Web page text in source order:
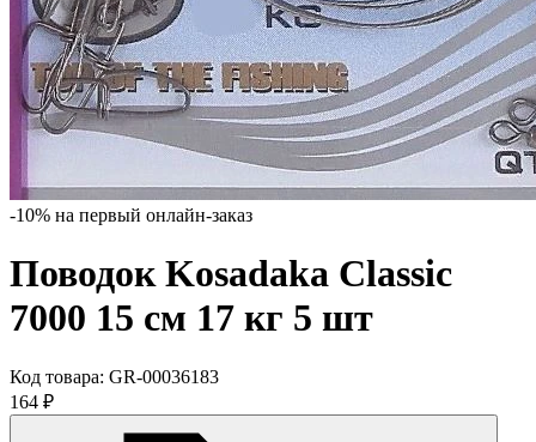
-10% на первый онлайн-заказ
Поводок Kosadaka Classic
7000 15 см 17 кг 5 шт
Код товара: GR-00036183
164 ₽